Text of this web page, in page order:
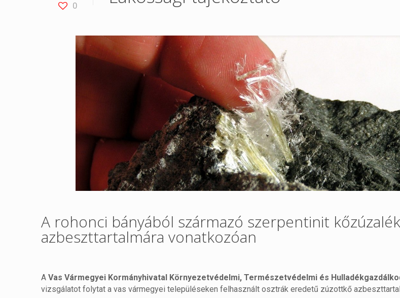
0
A rohonci bányából származó szerpentinit kőzúzalék
azbeszttartalmára vonatkozóan
AVas Vármegyei Kormányhivatal Környezetvédelmi, Természetvédelmi és
vizsgálatot folytat a vas vármegyei településeken felhasznált osztrák eredetű zúzottkő